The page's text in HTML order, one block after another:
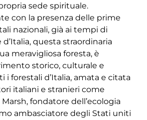
sede spirituale.
con la presenza delle prime
nazionali, già ai tempi di
questa straordinaria
meravigliosa foresta, è
storico, culturale e
forestali d’Italia, amata e citata
italiani e stranieri come
fondatore dell’ecologia
ambasciatore degli Stati uniti